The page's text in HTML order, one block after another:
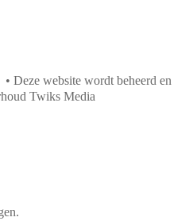
• Deze website wordt beheerd en